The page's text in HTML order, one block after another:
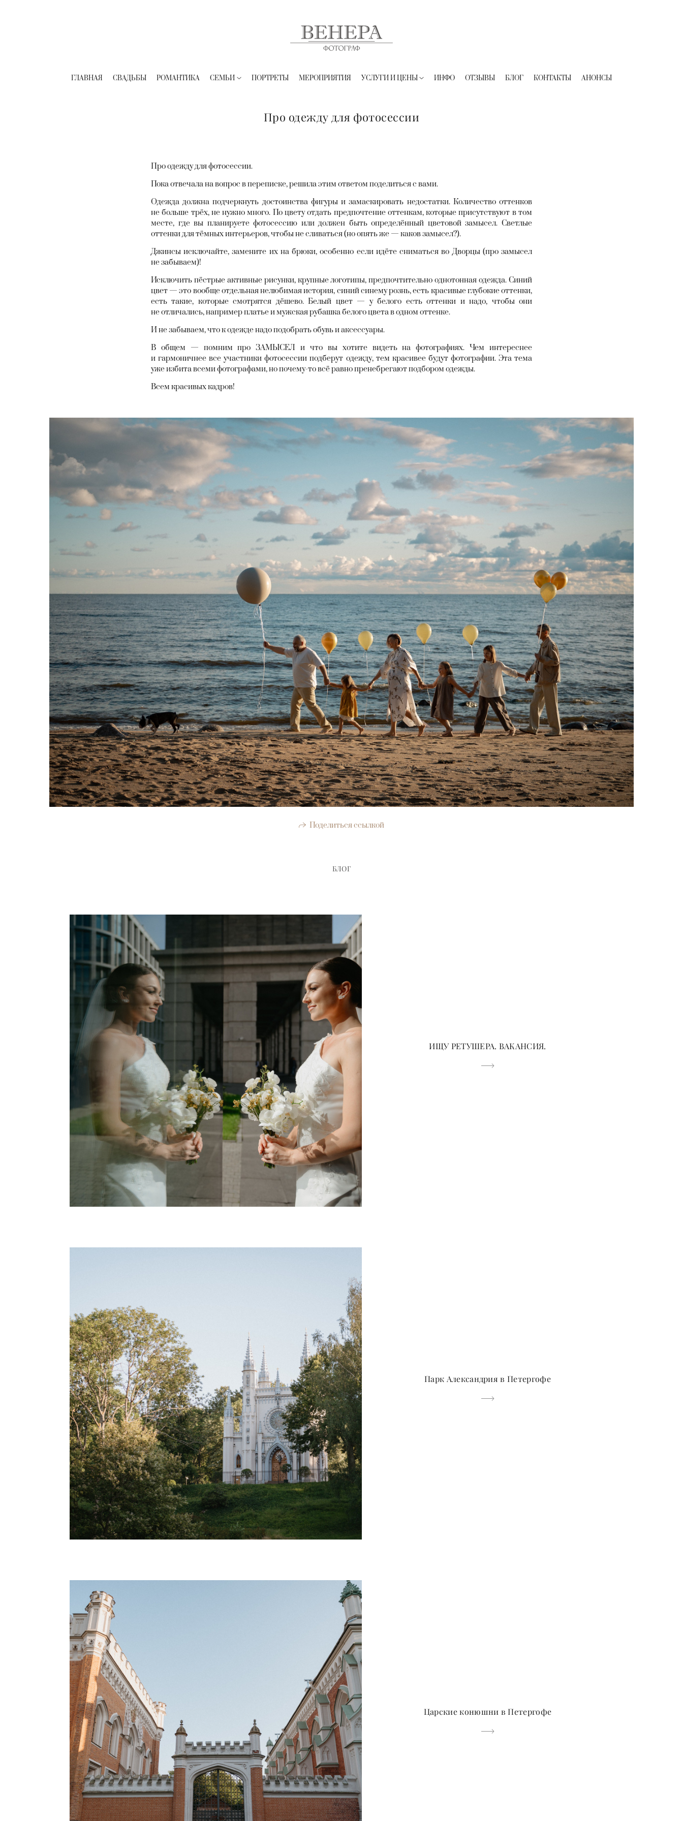
ГЛАВНАЯ СВАДЬБЫ РОМАНТИКА СЕМЬИ ПОРТРЕТЫ МЕРОПРИЯТИЯ УСЛУГИ И ЦЕНЫ ИНФО ОТЗЫВЫ БЛОГ КОНТАКТЫ АНОНСЫ
Про одежду для фотосессии
Про одежду для фотосессии.
Пока отвечала на вопрос в переписке, решила этим ответом поделиться с вами.
Одежда должна подчеркнуть достоинства фигуры и замаскировать недостатки. Количество оттенков
не больше трёх, не нужно много. По цвету отдать предпочтение оттенкам, которые присутствуют в том
месте, где вы планируете фотосессию или должен быть определённый цветовой замысел. Светлые
оттенки для тёмных интерьеров, чтобы не сливаться (но опять же — каков замысел?).
Джинсы исключайте, замените их на брюки, особенно если идёте сниматься во Дворцы (про замысел
не забываем)!
Исключить пёстрые активные рисунки, крупные логотипы, предпочтительно однотонная одежда. Синий
цвет — это вообще отдельная нелюбимая история, синий синему рознь, есть красивые глубокие оттенки,
есть такие, которые смотрятся дёшево. Белый цвет — у белого есть оттенки и надо, чтобы они
не отличались, например платье и мужская рубашка белого цвета в одном оттенке.
И не забываем, что к одежде надо подобрать обувь и аксессуары.
В общем — помним про ЗАМЫСЕЛ и что вы хотите видеть на фотографиях. Чем интереснее
и гармоничнее все участники фотосессии подберут одежду, тем красивее будут фотографии. Эта тема
уже избита всеми фотографами, но почему-то всё равно пренебрегают подбором одежды.
Всем красивых кадров!
Поделиться ссылкой
БЛОГ
ИЩУ РЕТУШЕРА. ВАКАНСИЯ.
Парк Александрия в Петергофе
Царские конюшни в Петергофе